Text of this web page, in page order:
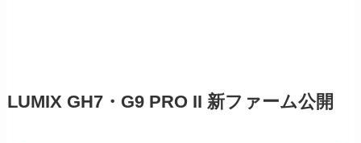
LUMIX GH7・G9 PRO II 新ファーム公開